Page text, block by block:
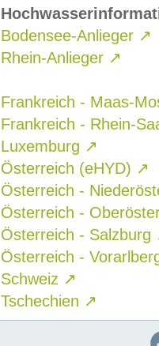
Bodensee-Anlieger ↗
Rhein-Anlieger ↗
Frankreich - Maas-
Frankreich - Rhein-
Luxemburg ↗
Österreich (eHYD) ↗
Österreich -
Österreich -
Österreich - Salzburg
Österreich -
Schweiz ↗
Tschechien ↗